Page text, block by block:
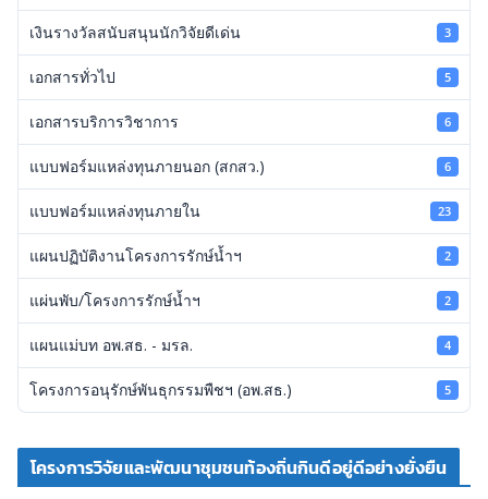
เงินรางวัลสนับสนุนนักวิจัยดีเด่น 3
เอกสารทั่วไป 5
เอกสารบริการวิชาการ 6
แบบฟอร์มแหล่งทุนภายนอก (สกสว.) 6
แบบฟอร์มแหล่งทุนภายใน 23
แผนปฏิบัติงานโครงการรักษ์น้ำฯ 2
แผ่นพับ/โครงการรักษ์น้ำฯ 2
แผนแม่บท อพ.สธ. - มรล. 4
โครงการอนุรักษ์พันธุกรรมพืชฯ (อพ.สธ.) 5
โครงการวิจัยและพัฒนาชุมชนท้องถิ่นกินดีอยู่ดีอย่างยั่งยืน